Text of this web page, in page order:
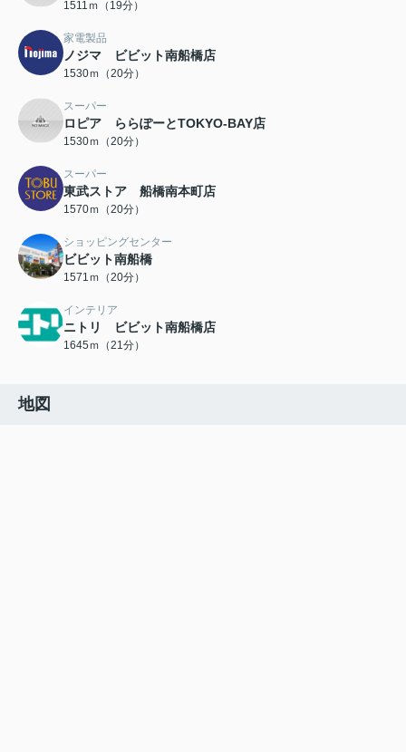
1511ｍ（19分）
家電製品
ノジマ ビビット南船橋店
1530ｍ（20分）
スーパー
ロピア ららぽーとTOKYO-BAY店
1530ｍ（20分）
スーパー
東武ストア 船橋南本町店
1570ｍ（20分）
ショッピングセンター
ビビット南船橋
1571ｍ（20分）
インテリア
ニトリ ビビット南船橋店
1645ｍ（21分）
地図